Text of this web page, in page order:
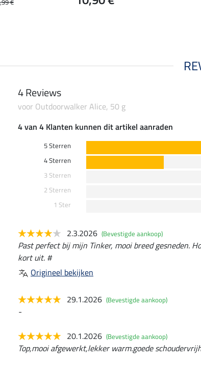
€
4 Reviews
voor Outdoorwalker Alice, 50 g
4 van 4 Klanten kunnen dit artikel aanraden
5 Sterren
4 Sterren
3 Sterren
2 Sterren
1 Ster
2.3.2026 (Bevestigde aankoop)
Past perfect bij mijn Tinker, mooi breed gesneden.
kort uit. #
Origineel bekijken
29.1.2026 (Bevestigde aankoop)
-
20.1.2026 (Bevestigde aankoop)
Top,mooi afgewerkt,lekker warm.goede